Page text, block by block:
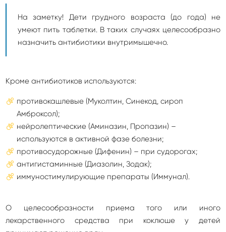
На заметку! Дети грудного возраста (до года) не
умеют пить таблетки. В таких случаях целесообразно
назначить антибиотики внутримышечно.
Кроме антибиотиков используются:
противокашлевые (Муколтин, Синекод, сироп
Амброксол);
нейролептические (Аминазин, Пропазин) –
используются в активной фазе болезни;
противосудорожные (Дифенин) – при судорогах;
антигистаминные (Диазолин, Зодак);
иммуностимулирующие препараты (Иммунал).
О целесообразности приема того или иного
лекарственного средства при коклюше у детей